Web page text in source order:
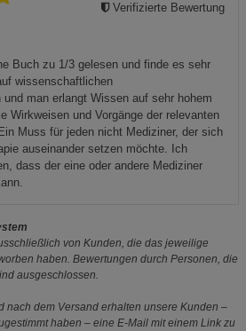
Buch zu 1/3 gelesen und finde es sehr
wissenschaftlichen
und man erlangt Wissen auf sehr hohem
Wirkweisen und Vorgänge der relevanten
Muss für jeden nicht Mediziner, der sich
auseinander setzen möchte. Ich
dass der eine oder andere Mediziner
Verifizierte Bewertung
von Kunden, die das jeweilige
haben. Bewertungen durch Personen, die
ausgeschlossen.
nach dem Versand erhalten unsere Kunden –
haben – eine E-Mail mit einem Link zu